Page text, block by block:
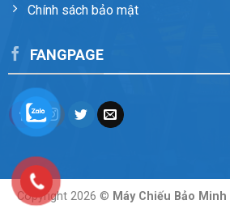
Chính sách bảo mật
FANGPAGE
Copyright 2026 © Máy Chiếu Bảo Minh